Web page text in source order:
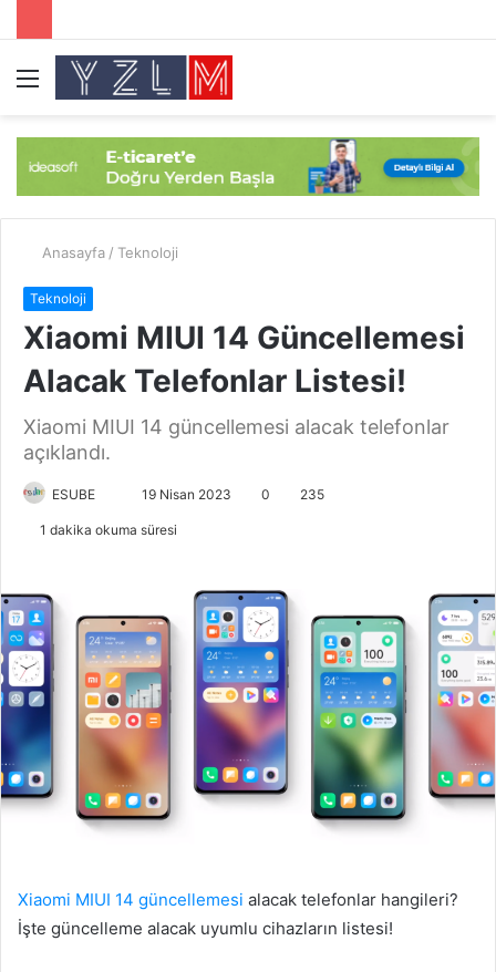
Menü
Anasayfa / Teknoloji
Teknoloji
Xiaomi MIUI 14 Güncellemesi
Alacak Telefonlar Listesi!
Xiaomi MIUI 14 güncellemesi alacak telefonlar
açıklandı.
ESUBE
p
o
s
t
a
g
ö
n
19 Nisan 2023 0 235
1 dakika okuma süresi
Xiaomi MIUI 14 güncellemesi alacak telefonlar hangileri?
İşte güncelleme alacak uyumlu cihazların listesi!